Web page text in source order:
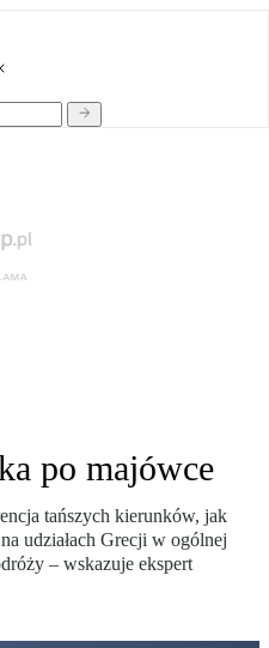
po majówce
tańszych kierunków, jak
udziałach Grecji w ogólnej
– wskazuje ekspert